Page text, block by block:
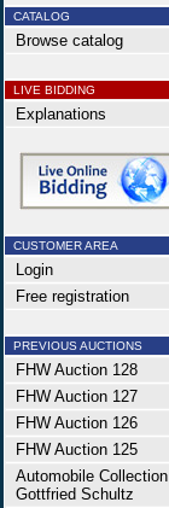
CATALOG
Browse catalog
LIVE BIDDING
Explanations
CUSTOMER AREA
Login
Free registration
PREVIOUS AUCTIONS
FHW Auction 128
FHW Auction 127
FHW Auction 126
FHW Auction 125
Automobile Collection
Gottfried Schultz